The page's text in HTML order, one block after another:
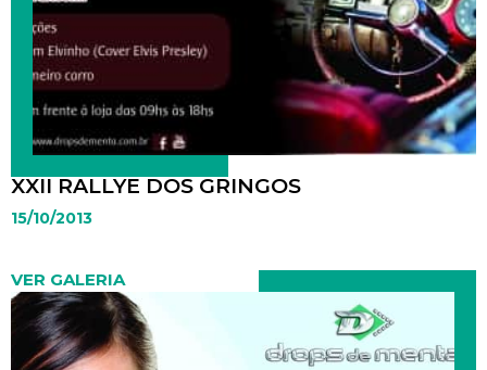
09:30hs com exposição de veículos antigos e café da
manhã para os competidores.
XXII RALLYE DOS GRINGOS
15/10/2013
VER GALERIA